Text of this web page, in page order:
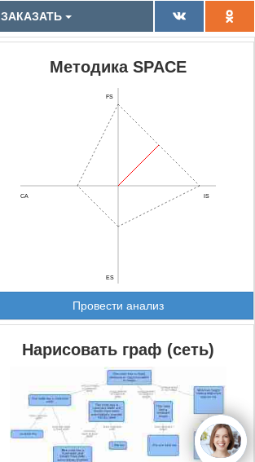
ЗАКАЗАТЬ
Методика SPACE
FS
CA
ES
IS
Провести анализ
Нарисовать граф (сеть)
open